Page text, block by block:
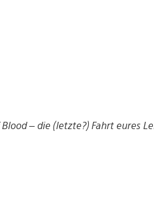
– die (letzte?) Fahrt eures